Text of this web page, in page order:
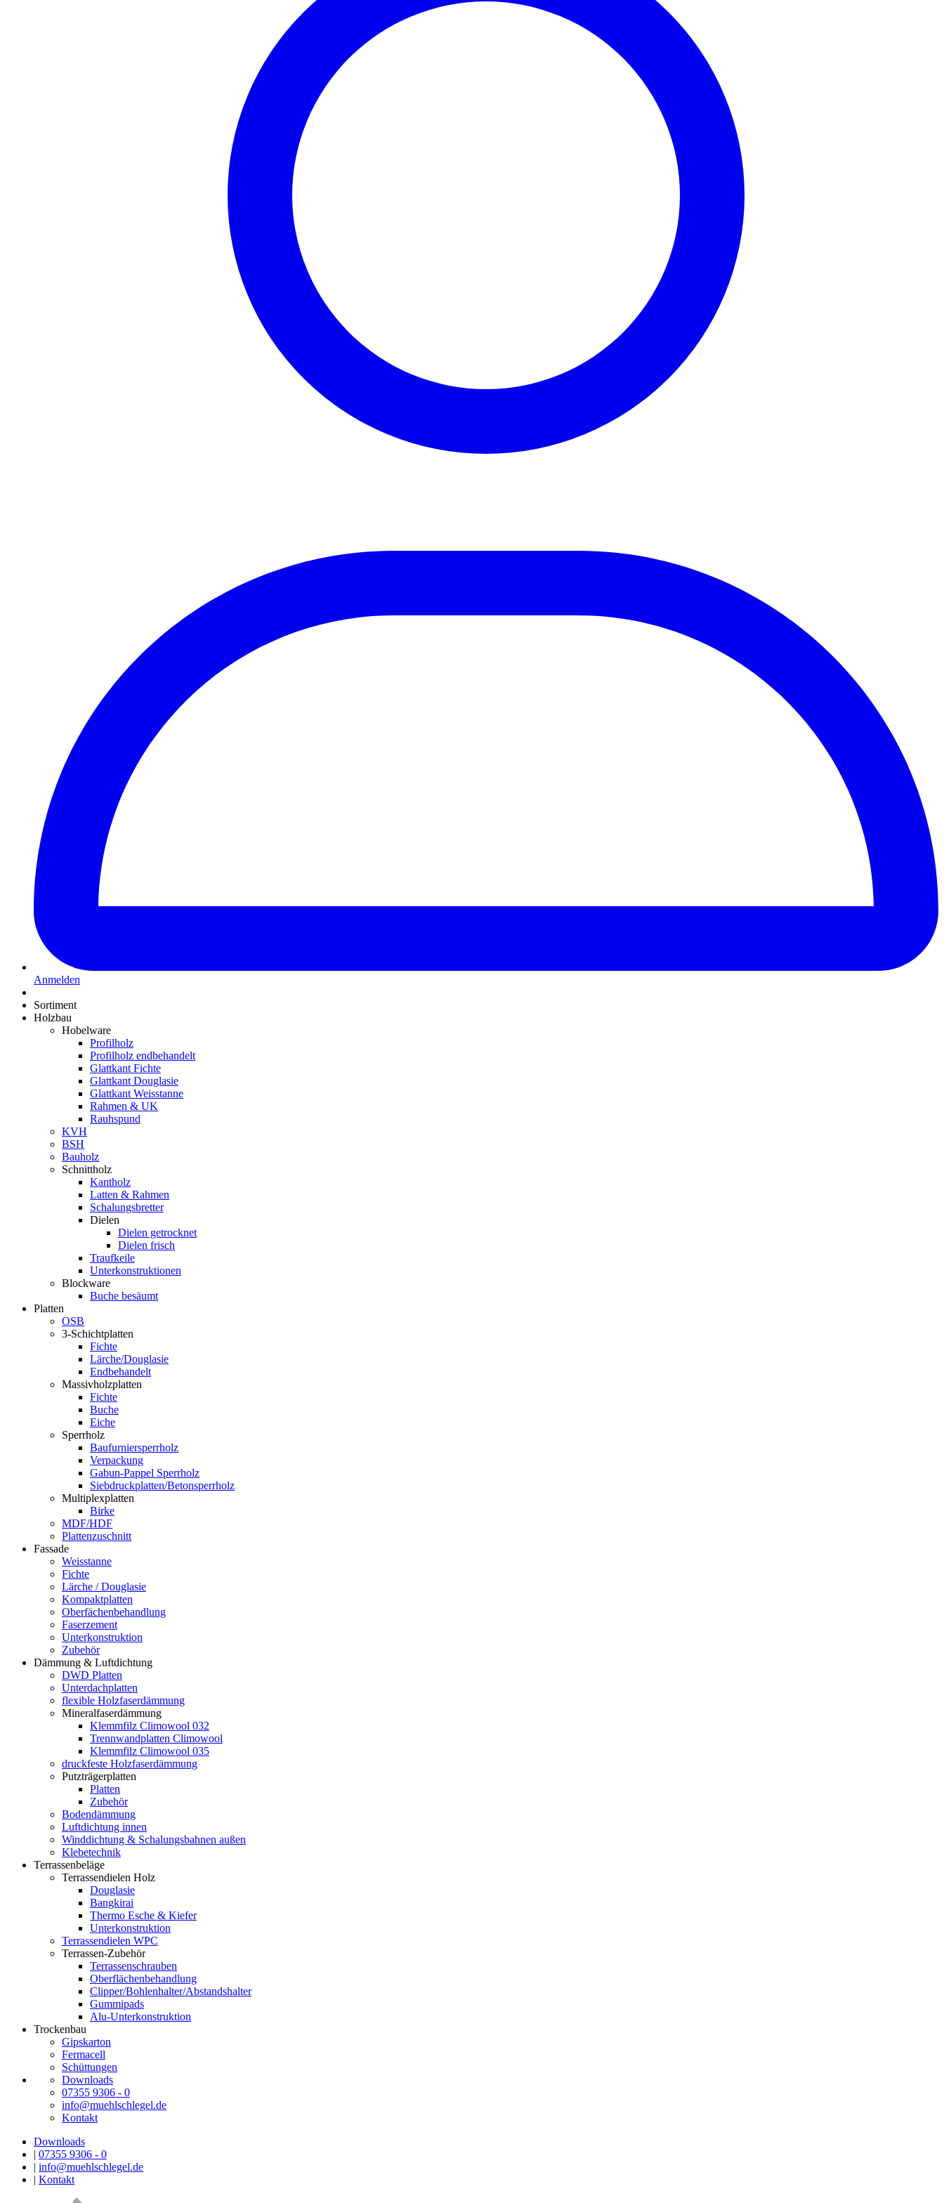
Anmelden
Sortiment
Holzbau
Hobelware
Profilholz
Profilholz endbehandelt
Glattkant Fichte
Glattkant Douglasie
Glattkant Weisstanne
Rahmen & UK
Rauhspund
KVH
BSH
Bauholz
Schnittholz
Kantholz
Latten & Rahmen
Schalungsbretter
Dielen
Dielen getrocknet
Dielen frisch
Traufkeile
Unterkonstruktionen
Blockware
Buche besäumt
Platten
OSB
3-Schichtplatten
Fichte
Lärche/Douglasie
Endbehandelt
Massivholzplatten
Fichte
Buche
Eiche
Sperrholz
Baufurniersperrholz
Verpackung
Gabun-Pappel Sperrholz
Siebdruckplatten/Betonsperrholz
Multiplexplatten
Birke
MDF/HDF
Plattenzuschnitt
Fassade
Weisstanne
Fichte
Lärche / Douglasie
Kompaktplatten
Oberfächenbehandlung
Faserzement
Unterkonstruktion
Zubehör
Dämmung & Luftdichtung
DWD Platten
Unterdachplatten
flexible Holzfaserdämmung
Mineralfaserdämmung
Klemmfilz Climowool 032
Trennwandplatten Climowool
Klemmfilz Climowool 035
druckfeste Holzfaserdämmung
Putzträgerplatten
Platten
Zubehör
Bodendämmung
Luftdichtung innen
Winddichtung & Schalungsbahnen außen
Klebetechnik
Terrassenbeläge
Terrassendielen Holz
Douglasie
Bangkirai
Thermo Esche & Kiefer
Unterkonstruktion
Terrassendielen WPC
Terrassen-Zubehör
Terrassenschrauben
Oberflächenbehandlung
Clipper/Bohlenhalter/Abstandshalter
Gummipads
Alu-Unterkonstruktion
Trockenbau
Gipskarton
Fermacell
Schüttungen
Downloads
07355 9306 - 0
info@muehlschlegel.de
Kontakt
Downloads
| 07355 9306 - 0
| info@muehlschlegel.de
| Kontakt